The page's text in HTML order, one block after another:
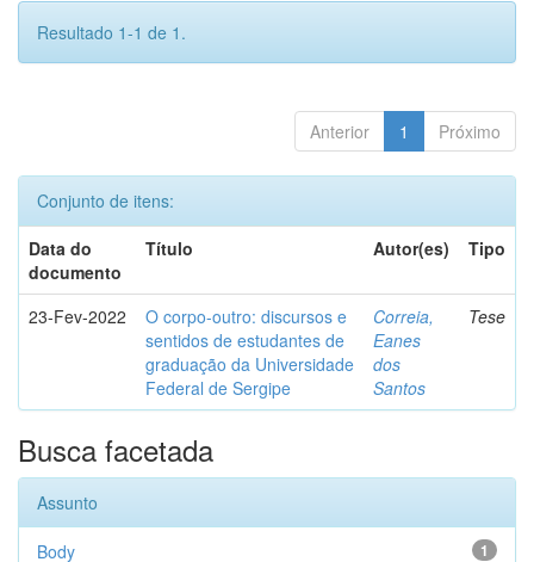
Resultado 1-1 de 1.
Anterior 1 Próximo
Conjunto de itens:
Data do
documento
Título Autor(es) Tipo
23-Fev-2022
O corpo-outro: discursos e
sentidos de estudantes de
graduação da Universidade
Federal de Sergipe
Correia,
Eanes
dos
Santos
Tese
Busca facetada
Assunto
1
Body